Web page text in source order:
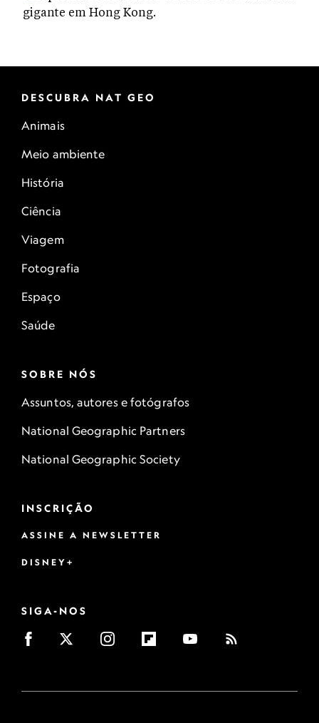
DESCUBRA NAT GEO
Animais
Meio ambiente
História
Ciência
Viagem
Fotografia
Espaço
Saúde
SOBRE NÓS
Assuntos, autores e fotógrafos
National Geographic Partners
National Geographic Society
INSCRIÇÃO
ASSINE A NEWSLETTER
DISNEY+
SIGA-NOS